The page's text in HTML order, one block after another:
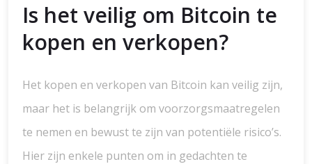
Is het veilig om Bitcoin te
kopen en verkopen?
Het kopen en verkopen van Bitcoin kan veilig zijn,
maar het is belangrijk om voorzorgsmaatregelen
te nemen en bewust te zijn van potentiële risico’s.
Hier zijn enkele punten om in gedachten te